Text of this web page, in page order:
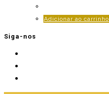
Adicionar ao carrinho
Siga-nos